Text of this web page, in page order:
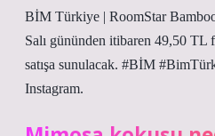
BİM Türkiye | RoomStar
Salı gününden itibaren 49,50 TL
satışa sunulacak. #BİM
Instagram.